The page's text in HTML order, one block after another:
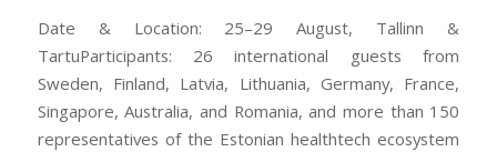
Date & Location: 25–29 August, Tallinn &
TartuParticipants: 26 international guests from
Sweden, Finland, Latvia, Lithuania, Germany, France,
Singapore, Australia, and Romania, and more than 150
representatives of the Estonian healthtech ecosystem